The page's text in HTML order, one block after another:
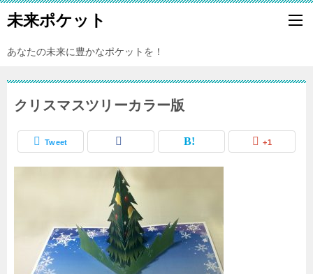
未来ポケット
あなたの未来に豊かなポケットを！
クリスマスツリーカラー版
Tweet +1